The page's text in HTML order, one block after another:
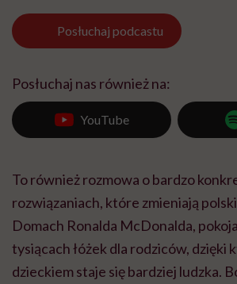
Posłuchaj podcastu
Posłuchaj nas również na:
YouTube
To również rozmowa o bardzo
rozwiązaniach, które zmieniają
Domach Ronalda McDonalda,
tysiącach łóżek dla rodziców, dzięki
dzieckiem staje się bardziej ludzka.